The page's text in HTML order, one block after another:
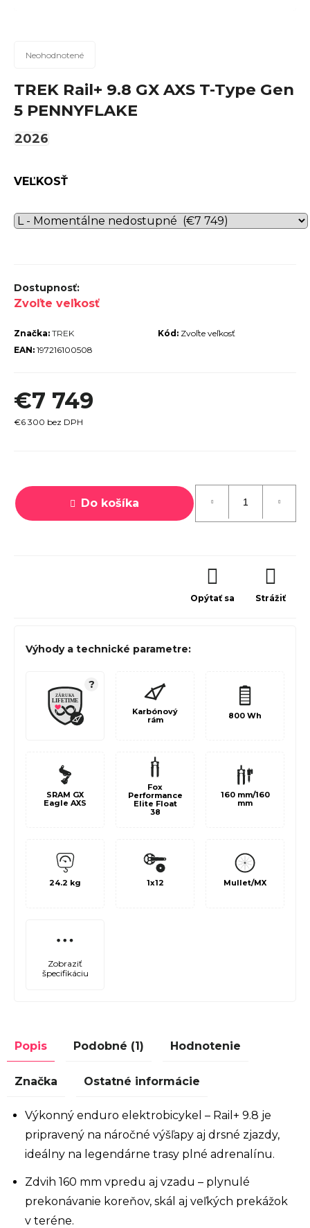
Priemerné
produktu
je
0,0
z
5
Neohodnotené
TREK Rail+ 9.8 GX AXS T-Type Gen
5 PENNYFLAKE
2026
VEĽKOSŤ
Zvoľte veľkosť
Kód: Zvoľte veľkosť
Značka: TREK
EAN: 197216100508
€7 749
€6 300 bez DPH
cena:
Do košíka
Opýtať sa Strážiť
Výhody a technické parametre:
?
Karbónový
rám
800 Wh
SRAM GX
Eagle AXS
Fox
Performance
Elite Float
38
160 mm/160
mm
24.2 kg 1x12 Mullet/MX
Zobraziť
špecifikáciu
Popis Podobné (1) Hodnotenie
Značka Ostatné informácie
Výkonný enduro elektrobicykel – Rail+ 9.8 je
pripravený na náročné výšľapy aj drsné zjazdy,
ideálny na legendárne trasy plné adrenalínu.
Zdvih 160 mm vpredu aj vzadu – plynulé
prekonávanie koreňov, skál aj veľkých prekážok
v teréne.
ť
?
p
o
r
ú
m
e
TREK